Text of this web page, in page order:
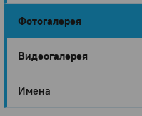
Фотогалерея
Видеогалерея
Имена